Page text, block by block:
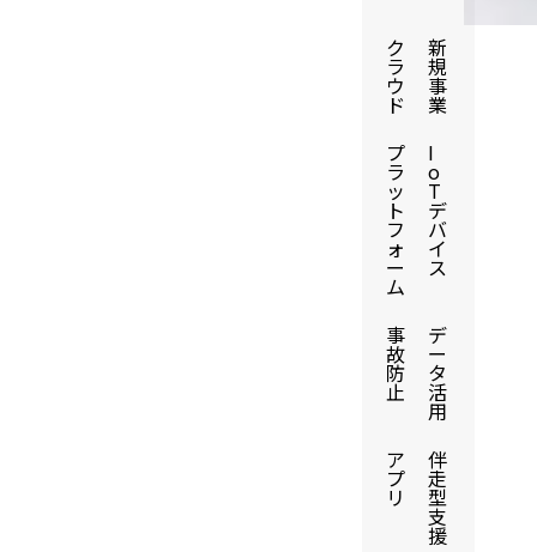
ク
ラ
ウ
ド
新
規
事
業
プ
ラ
ッ
ト
フ
ォ
ー
ム
I
o
T
デ
バ
イ
ス
事
故
防
止
デ
ー
タ
活
用
ア
プ
リ
伴
走
型
支
援